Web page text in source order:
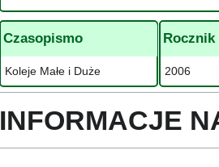
Czasopismo
Koleje Małe i Duże
Rocznik
2006
INFORMACJE